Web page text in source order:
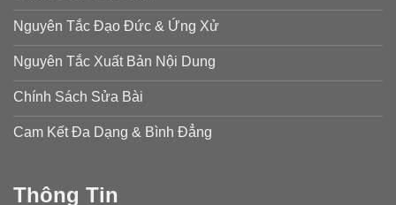
Nguyên Tắc Đạo Đức & Ứng Xử
Nguyên Tắc Xuất Bản Nội Dung
Chính Sách Sửa Bài
Cam Kết Đa Dạng & Bình Đẳng
Thông Tin